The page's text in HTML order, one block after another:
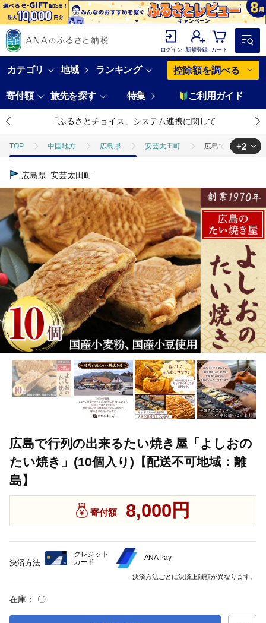
ログイン 新規登録 カート
カテゴリ 地域 ランキング 控除額を調べる
寄付額 旅先を探す 特集 ご利用ガイド
「ふるさとチョイス」システム連携に関して
TOP 中国地方 広島県 安芸太田町 広島で行列の出来
TOP
TOP パン・菓子類 和菓子 広島で行列の出来るたい焼き屋
+2
広島県 安芸太田町
広島で行列の出来るたい焼き屋「よしおの
たい焼き」(10個入り)【配送不可地域：離
島】
寄付額 8,000円
在庫： 〇
決済方法
クレジット
カード
ANA Pay
決済方法ごとに決済上限額が異なります。